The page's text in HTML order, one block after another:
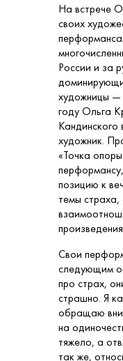
На встрече
своих
России и за
художницы —
году Ольга
художник.
«Точка
позицию к
темы страха,
Свои
следующим
про страх,
страшно. Я
обращаю
на
тяжело, а
так же,